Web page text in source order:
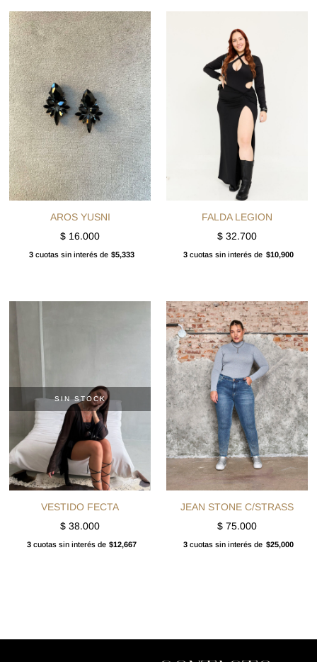
AROS YUSNI
$ 16.000
3cuotas sin interés de $5,333
FALDA LEGION
$32.700
3 cuotas sin interés de $10,900
SIN STOCK
VESTIDO FECTA
$ 38.000
3cuotas sin interés de $12,667
JEAN STONE C/STRASS
$75.000
3 cuotas sin interés de $25,000